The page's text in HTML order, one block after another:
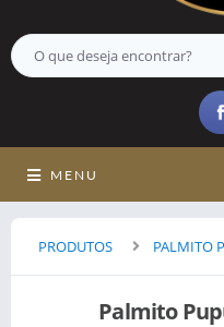
MENU
PRODUTOS PALMITO
Palmito